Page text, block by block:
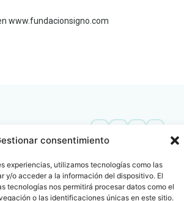
consentimiento
experiencias, utilizamos tecnologías como las
y/o acceder a la información del dispositivo. El
tecnologías nos permitirá procesar datos como el
o las identificaciones únicas en este sitio.
www.fundacionsigno.com
- 1-
Travesera de Gracia, 56 -
1º, 3ª 08006
932 014 655